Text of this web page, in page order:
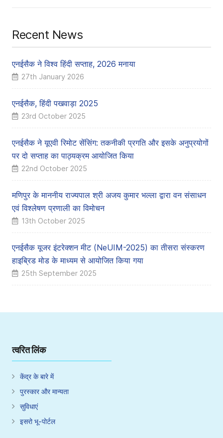
Recent News
एनईसैक ने विश्व हिंदी सप्ताह, 2026 मनाया
27th January 2026
एनईसैक, हिंदी पखवाड़ा 2025
23rd October 2025
एनईसैक ने यूएवी रिमोट सेंसिंग: तकनीकी प्रगति और इसके अनुप्रयोगों
पर दो सप्ताह का पाठ्यक्रम आयोजित किया
22nd October 2025
मणिपुर के माननीय राज्यपाल श्री अजय कुमार भल्ला द्वारा वन संसाधन
एवं विश्लेषण प्रणाली का विमोचन
13th October 2025
एनईसैक यूजर इंटरेक्शन मीट (NeUIM-2025) का तीसरा संस्करण
हाइब्रिड मोड के माध्यम से आयोजित किया गया
25th September 2025
त्वरित लिंक
केंद्र के बारे में
पुरस्कार और मान्यता
सुविधाएं
इसरो भू-पोर्टल